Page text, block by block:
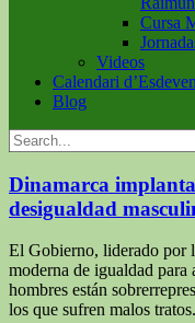
Cursa
Videos
Calendari
Blog
Dinamarca
desigualdad
El Gobierno, liderado por
moderna de igualdad para
hombres están
los que sufren malos tratos.